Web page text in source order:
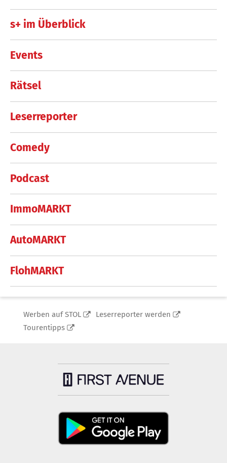
s+ im Überblick
Events
Rätsel
Leserreporter
Comedy
Podcast
ImmoMARKT
AutoMARKT
FlohMARKT
Werben auf STOL
Leserreporter werden
Tourentipps